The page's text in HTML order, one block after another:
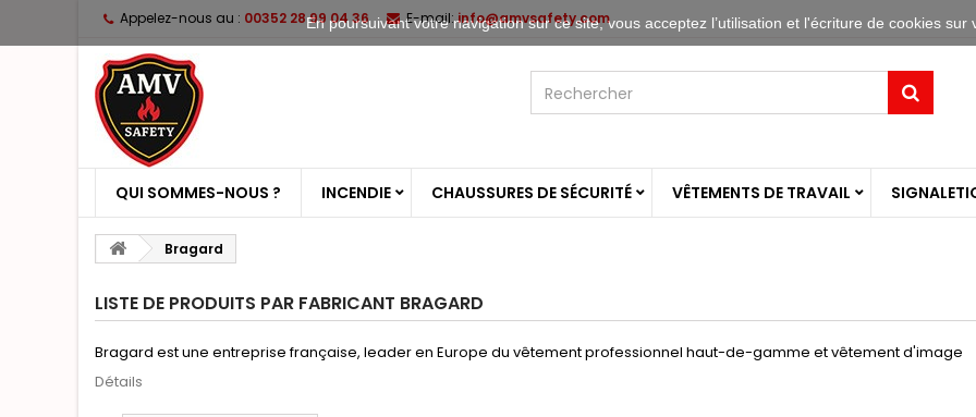
Appelez-nous au : 00352 28 99 04 36 E-mail: info@amvsafety.com
QUI SOMMES-NOUS ? INCENDIE CHAUSSURES DE SÉCURITÉ VÊTEMENTS DE TRAVAIL
Bragard
LISTE DE PRODUITS PAR FABRICANT BRAGARD
Bragard est une entreprise française, leader en Europe du vêtement professionnel haut-de-gamme et vêtement d'image
Détails
En poursuivant votre navigation sur ce site, vous acceptez l’utilisation et l'écriture de cookies sur